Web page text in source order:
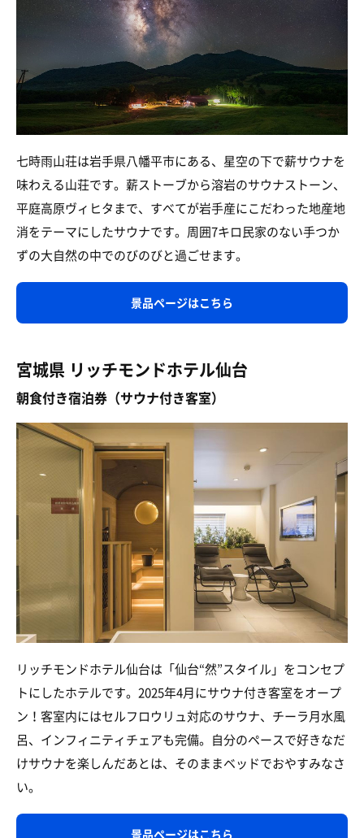
七時雨山荘は岩手県八幡平市にある、星空の下で薪サウナを
味わえる山荘です。薪ストーブから溶岩のサウナストーン、
平庭高原ヴィヒタまで、すべてが岩手産にこだわった地産地
消をテーマにしたサウナです。周囲7キロ民家のない手つか
ずの大自然の中でのびのびと過ごせます。
景品ページはこちら
宮城県 リッチモンドホテル仙台
朝食付き宿泊券（サウナ付き客室）
リッチモンドホテル仙台は「仙台“然”スタイル」をコンセプ
トにしたホテルです。2025年4月にサウナ付き客室をオープ
ン！客室内にはセルフロウリュ対応のサウナ、チーラ月水風
呂、インフィニティチェアも完備。自分のペースで好きなだ
けサウナを楽しんだあとは、そのままベッドでおやすみなさ
い。
景品ページはこちら